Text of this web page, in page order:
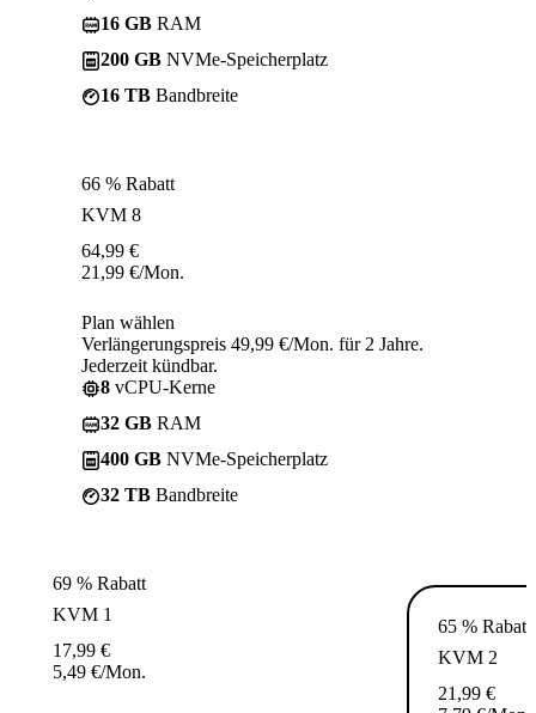
16 GB RAM
200 GB NVMe-Speicherplatz
16 TB Bandbreite
66 % Rabatt
KVM 8
64,99 €
21,99 €/Mon.
Plan wählen
Verlängerungspreis 49,99 €/Mon. für 2 Jahre.
Jederzeit kündbar.
8 vCPU-Kerne
32 GB RAM
400 GB NVMe-Speicherplatz
32 TB Bandbreite
69 % Rabatt
KVM 1
17,99 €
5,49 €/Mon.
65 % Rabatt
KVM 2
21,99 €